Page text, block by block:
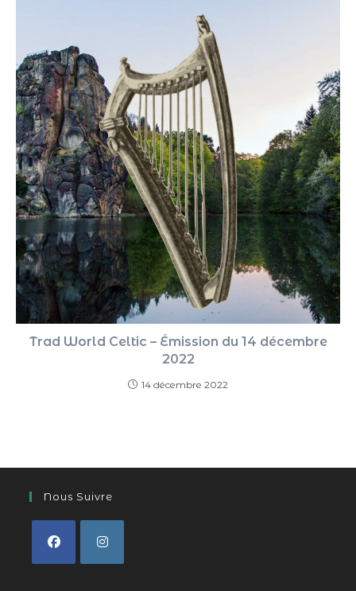
Trad World Celtic – Émission du 14 décembre
2022
14 décembre 2022
Nous Suivre